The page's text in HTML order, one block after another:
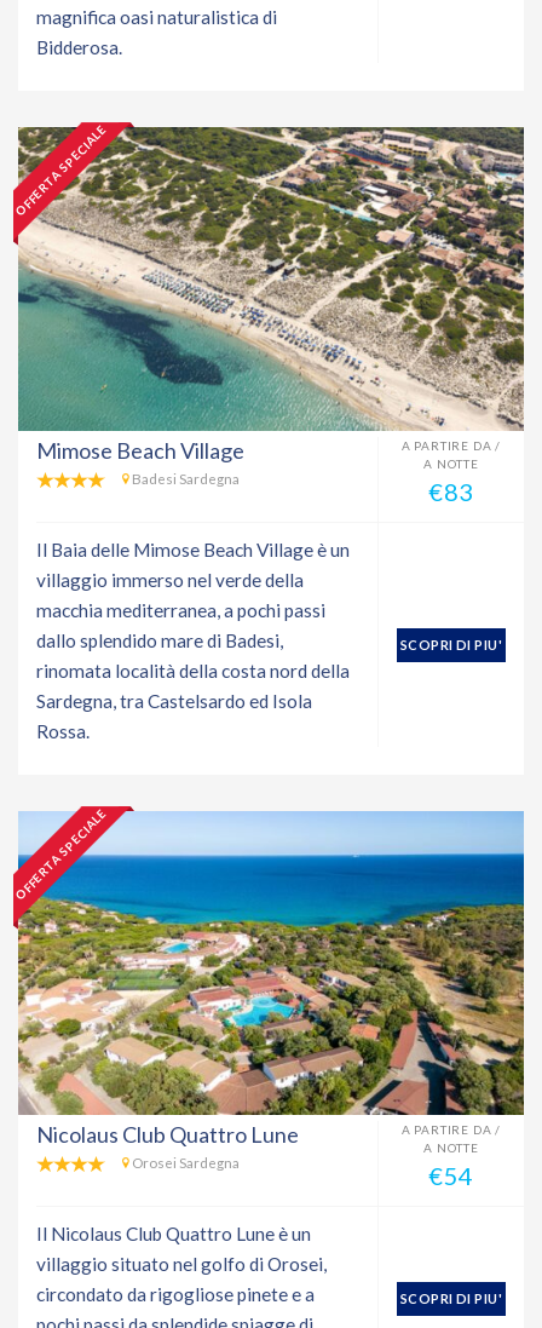
magnifica oasi naturalistica di
Bidderosa.
OFFERTA SPECIALE
Mimose Beach Village
Badesi Sardegna
A PARTIRE DA /
A NOTTE
€83
Il Baia delle Mimose Beach Village è un
villaggio immerso nel verde della
macchia mediterranea, a pochi passi
dallo splendido mare di Badesi,
rinomata località della costa nord della
Sardegna, tra Castelsardo ed Isola
Rossa.
SCOPRI DI PIU'
OFFERTA SPECIALE
Nicolaus Club Quattro Lune
Orosei Sardegna
A PARTIRE DA /
A NOTTE
€54
Il Nicolaus Club Quattro Lune è un
villaggio situato nel golfo di Orosei,
circondato da rigogliose pinete e a
SCOPRI DI PIU'